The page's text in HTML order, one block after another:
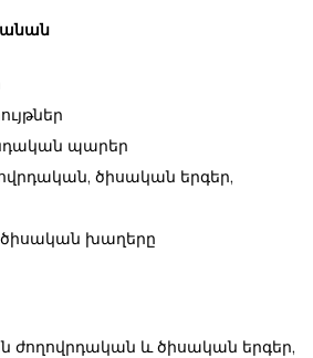
պարեր
ծիսական երգեր,
խաղերը
ժողովրդական և ծիսական երգեր,